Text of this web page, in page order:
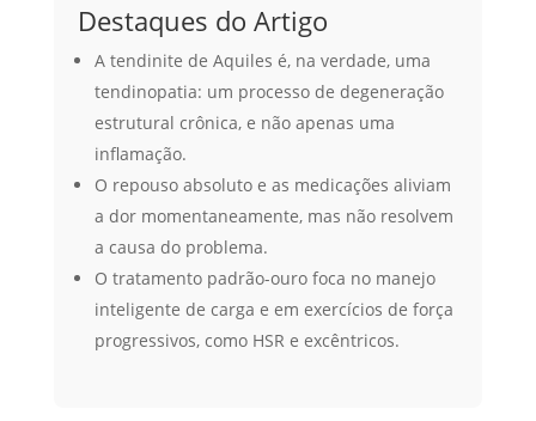
Destaques do Artigo
A tendinite de Aquiles é, na verdade, uma
tendinopatia: um processo de degeneração
estrutural crônica, e não apenas uma
inflamação.
O repouso absoluto e as medicações aliviam
a dor momentaneamente, mas não resolvem
a causa do problema.
O tratamento padrão-ouro foca no manejo
inteligente de carga e em exercícios de força
progressivos, como HSR e excêntricos.